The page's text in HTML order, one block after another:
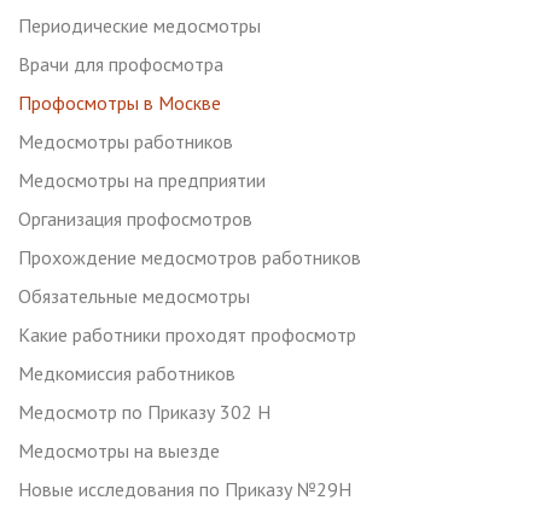
Периодические медосмотры
Врачи для профосмотра
Профосмотры в Москве
Медосмотры работников
Медосмотры на предприятии
Организация профосмотров
Прохождение медосмотров работников
Обязательные медосмотры
Какие работники проходят профосмотр
Медкомиссия работников
Медосмотр по Приказу 302 Н
Медосмотры на выезде
Новые исследования по Приказу №29Н